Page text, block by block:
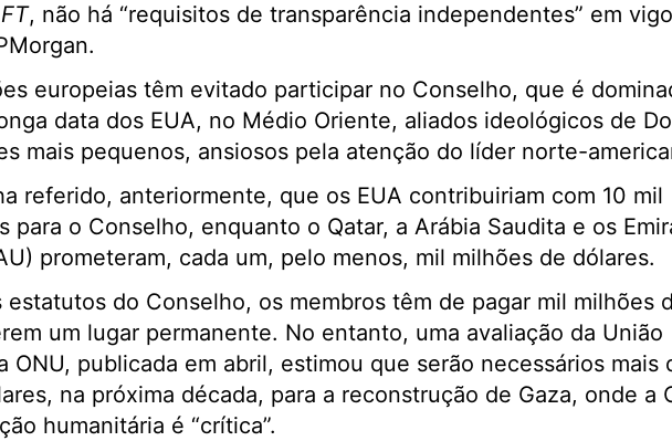
FT, não há “requisitos de transparência independentes” em
europeias têm evitado participar no Conselho, que é
data dos EUA, no Médio Oriente, aliados ideológicos de
mais pequenos, ansiosos pela atenção do líder norte-
referido, anteriormente, que os EUA contribuiriam com 10 mil
para o Conselho, enquanto o Qatar, a Arábia Saudita e os
prometeram, cada um, pelo menos, mil milhões de dólares.
estatutos do Conselho, os membros têm de pagar mil milhões
um lugar permanente. No entanto, uma avaliação da União
ONU, publicada em abril, estimou que serão necessários mais
na próxima década, para a reconstrução de Gaza, onde a
humanitária é “crítica”.